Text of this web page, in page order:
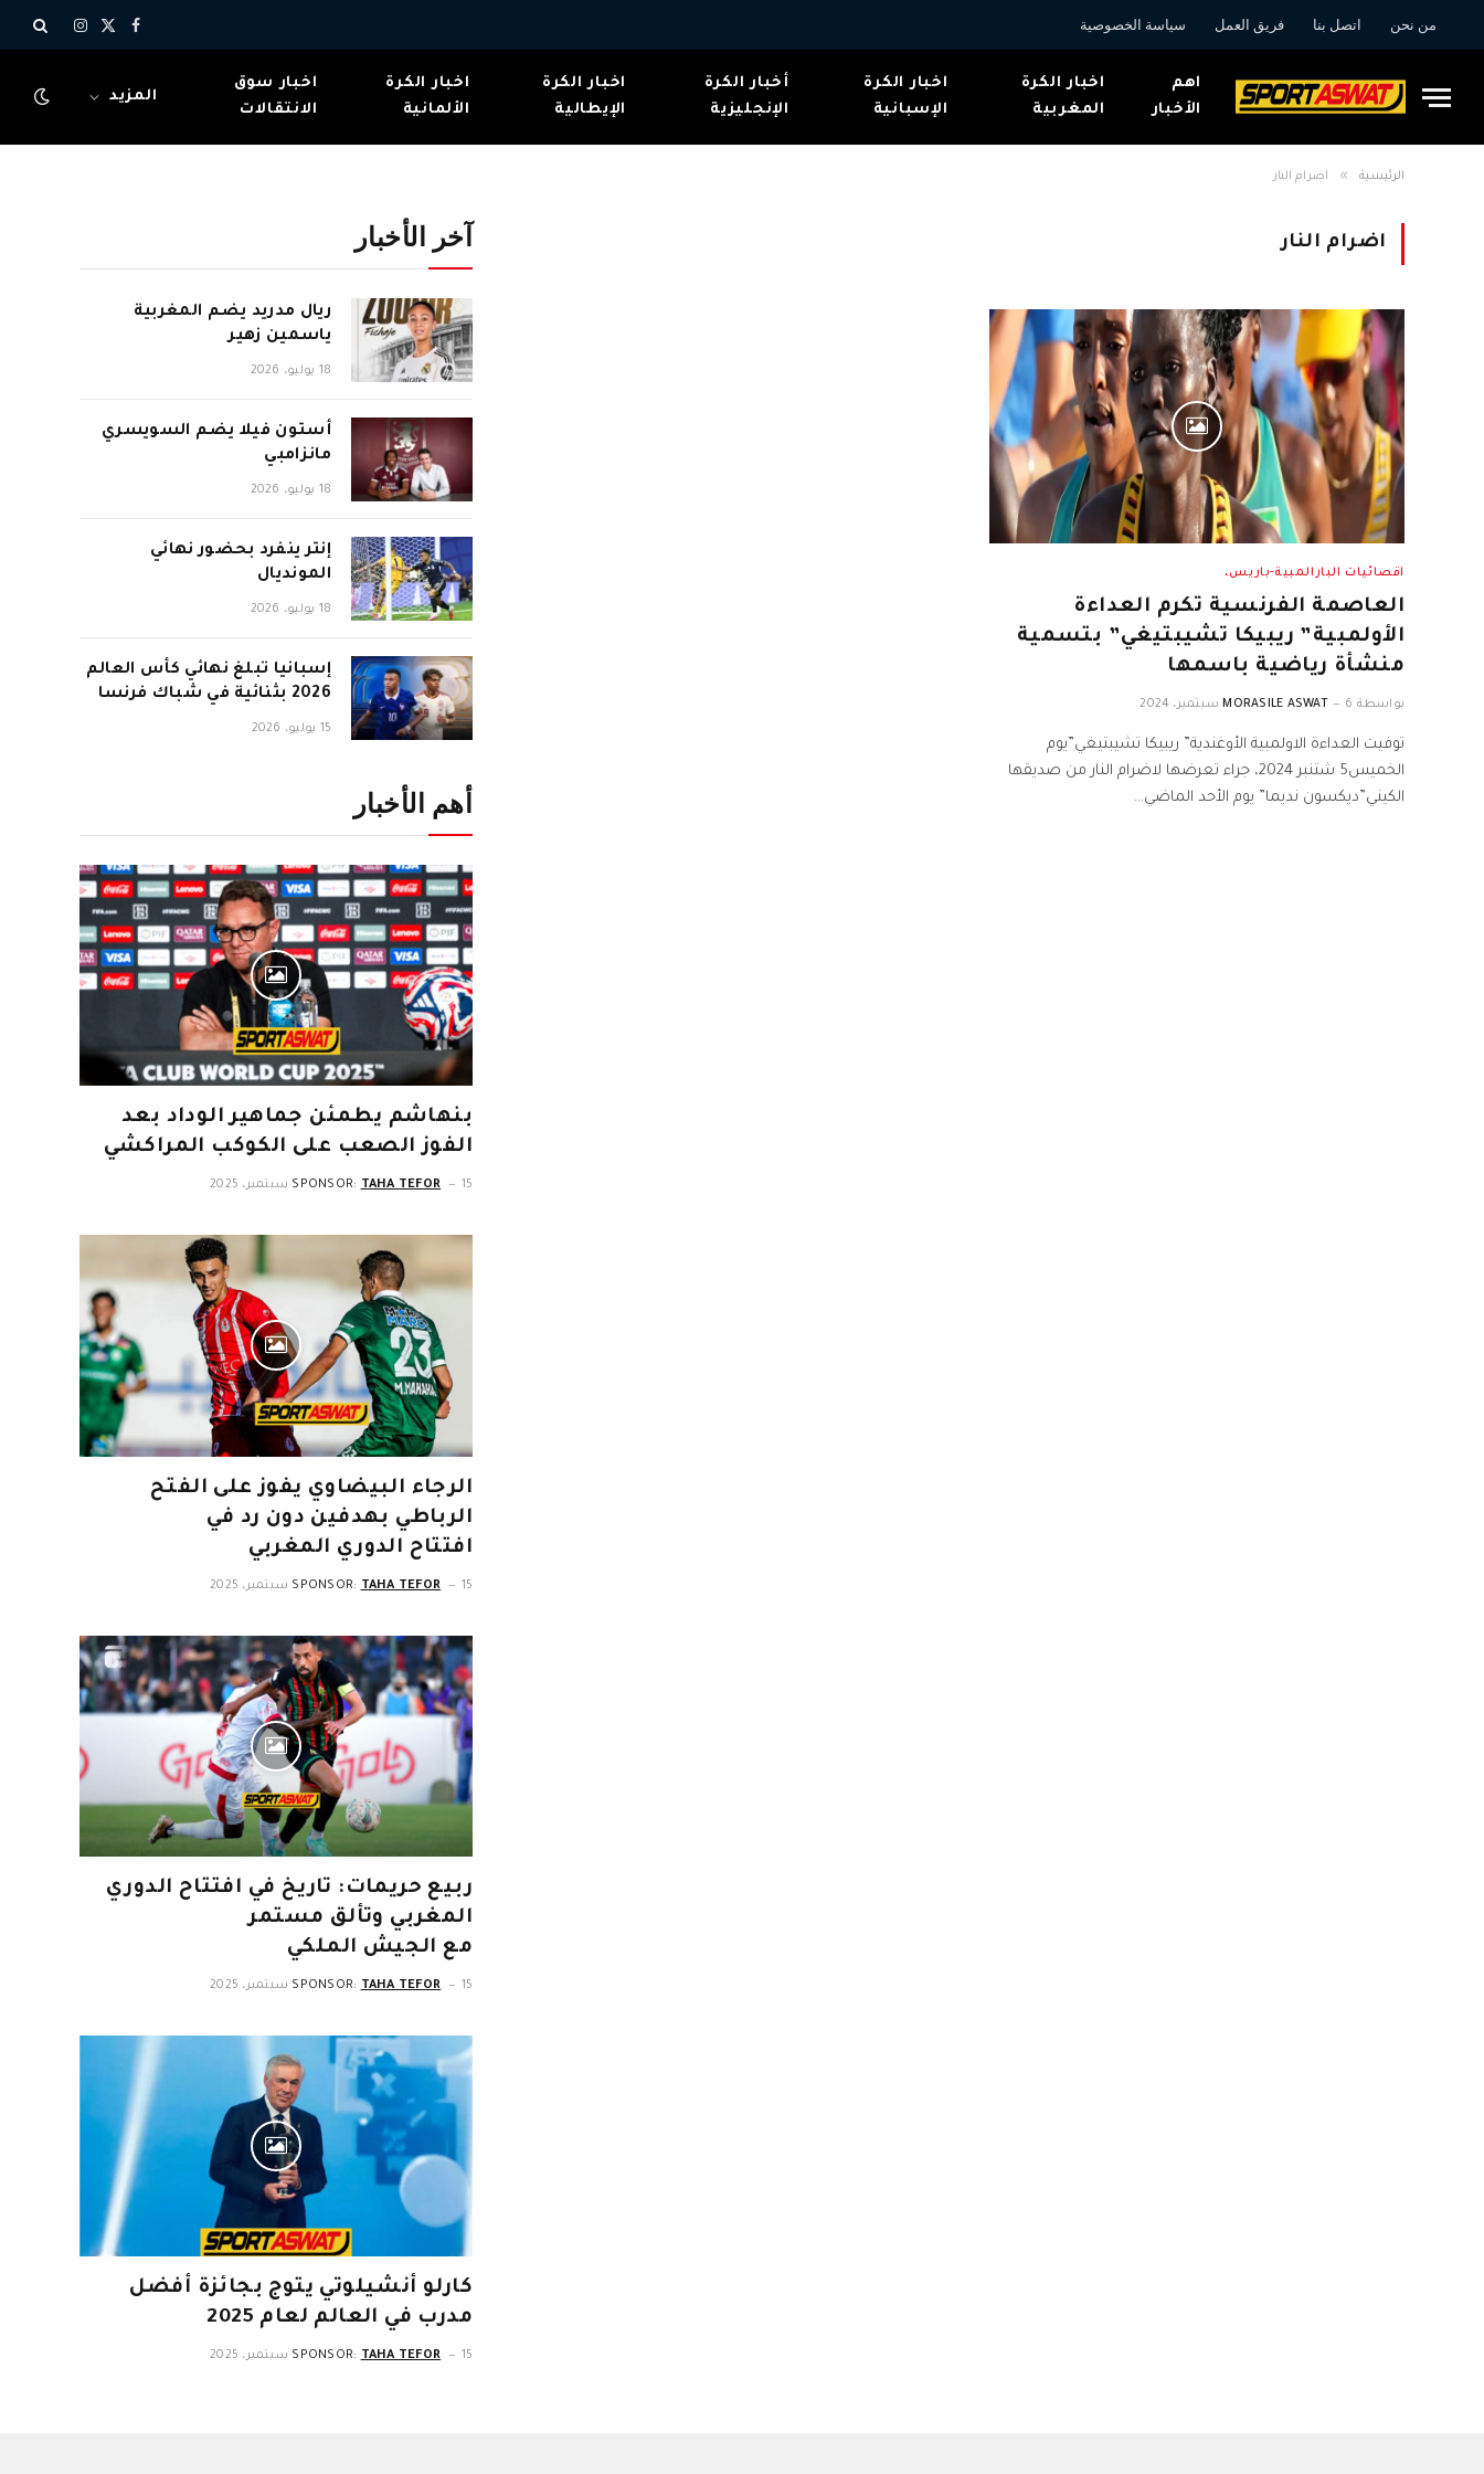
من نحن اتصل بنا فريق العمل سياسة الخصوصية
فيسبوك
X
الانستغرام
اهم
الأخبار
اخبار الكرة
المغربية
اخبار الكرة
الإسبانية
أخبار الكرة
الإنجليزية
اخبار الكرة
الإيطالية
اخبار الكرة
الألمانية
اخبار سوق
الانتقالات
المزيد
الرئيسية » اضرام النار
اضرام النار
اقصائيات البارالمبية-باريس،
العاصمة الفرنسية تكرم العداءة
الأولمبية” ريبيكا تشيبتيغي” بتسمية
منشأة رياضية باسمها
بواسطة MORASILE ASWAT 6 سبتمبر، 2024
توفيت العداءة الاولمبية الأوغندية” ريبيكا تشيبتيغي”يوم
الخميس5 شتنبر 2024، جراء تعرضها لاضرام النار من صديقها
الكيني”ديكسون نديما” يوم الأحد الماضي…
آخر الأخبار
ريال مدريد يضم المغربية
ياسمين زهير
18 يوليو، 2026
أستون فيلا يضم السويسري
مانزامبي
18 يوليو، 2026
إنتر ينفرد بحضور نهائي
المونديال
18 يوليو، 2026
إسبانيا تبلغ نهائي كأس العالم
2026 بثنائية في شباك فرنسا
15 يوليو، 2026
أهم الأخبار
بنهاشم يطمئن جماهير الوداد بعد
الفوز الصعب على الكوكب المراكشي
SPONSOR: TAHA TEFOR 15 سبتمبر، 2025
الرجاء البيضاوي يفوز على الفتح
الرباطي بهدفين دون رد في
افتتاح الدوري المغربي
SPONSOR: TAHA TEFOR 15 سبتمبر، 2025
ربيع حريمات: تاريخ في افتتاح الدوري
المغربي وتألق مستمر
مع الجيش الملكي
SPONSOR: TAHA TEFOR 15 سبتمبر، 2025
كارلو أنشيلوتي يتوج بجائزة أفضل
مدرب في العالم لعام 2025
SPONSOR: TAHA TEFOR 15 سبتمبر، 2025